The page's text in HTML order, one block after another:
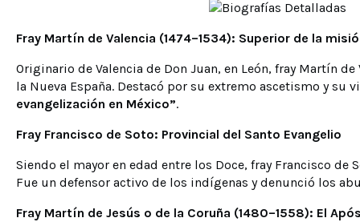
Fray Martín de Valencia (1474–1534): Superior de la
Originario de Valencia de Don Juan, en León, fray Martín
la Nueva España. Destacó por su extremo ascetismo y
evangelización en México”.
Fray Francisco de Soto: Provincial del Santo Evangelio
Siendo el mayor en edad entre los Doce, fray Francisco de
Fue un defensor activo de los indígenas y denunció los
Fray Martín de Jesús o de la Coruña (1480–1558): El